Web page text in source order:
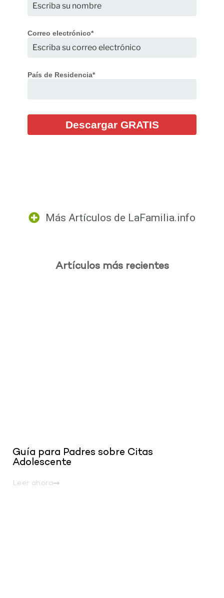
Correo electrónico*
País de Residencia*
Descargar GRATIS
Más Artículos de LaFamilia.info
Artículos más recientes
Guía para Padres sobre Citas
Adolescente
Leer ahora